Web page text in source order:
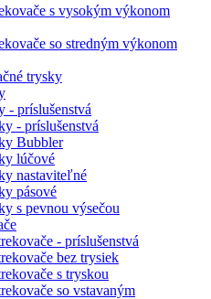
s vysokým výkonom
so stredným výkonom
trysky
- príslušenstvá
- príslušenstvá
Bubbler
lúčové
nastaviteľné
pásové
s pevnou výsečou
- príslušenstvá
bez trysiek
s tryskou
so vstavaným